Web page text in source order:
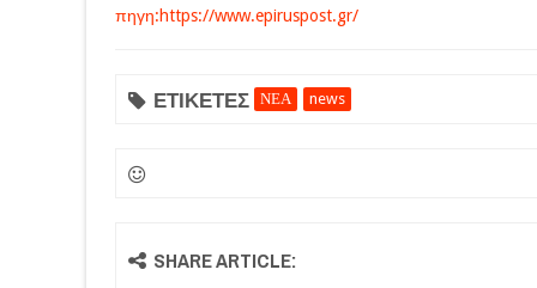
πηγη:https://www.epiruspost.gr/
ΕΤΙΚΕΤΕΣ ΝΕΑ news
SHARE ARTICLE: